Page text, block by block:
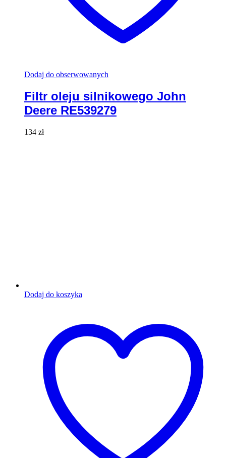
Dodaj do obserwowanych
Filtr oleju silnikowego John
Deere RE539279
134 zł
Dodaj do koszyka